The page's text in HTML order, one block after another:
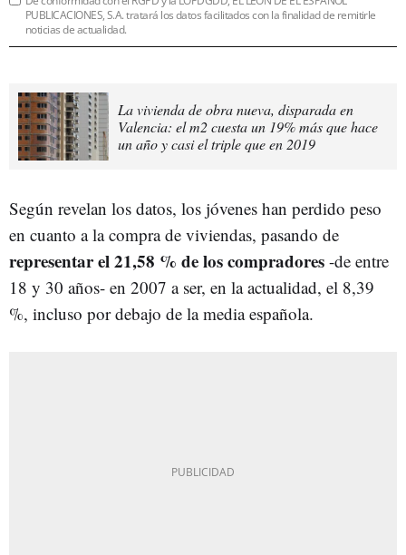
PUBLICACIONES, S.A. tratará los datos facilitados con la finalidad de remitirle
noticias de actualidad.
La vivienda de obra nueva, disparada en
Valencia: el m2 cuesta un 19% más que hace
un año y casi el triple que en 2019
Según revelan los datos, los jóvenes han perdido peso
en cuanto a la compra de viviendas, pasando de
representar el 21,58 % de los compradores -de entre
18 y 30 años- en 2007 a ser, en la actualidad, el 8,39
%, incluso por debajo de la media española.